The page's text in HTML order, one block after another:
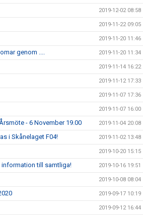
2019-12-02 08:58
2019-11-22 09:05
2019-11-20 11:46
genom .... 2019-11-20 11:34
2019-11-14 16:22
2019-11-12 17:33
2019-11-07 17:36
2019-11-07 16:00
- 6 November 19.00 2019-11-04 20:08
i Skånelaget F04! 2019-11-02 13:48
2019-10-20 15:15
till samtliga! 2019-10-16 19:51
2019-10-08 08:04
2019-09-17 10:19
2019-09-12 16:44